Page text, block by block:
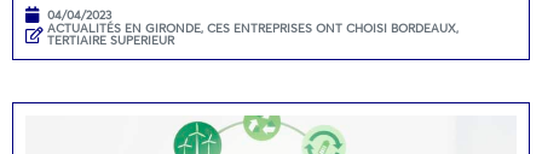
04/04/2023
ACTUALITÉS EN GIRONDE, CES ENTREPRISES ONT CHOISI BORDEAUX,
TERTIAIRE SUPERIEUR